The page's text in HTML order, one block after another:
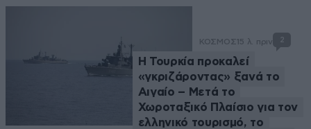
ΚΟΣΜΟΣ 15 λ. πριν 2
Η Τουρκία προκαλεί
«γκριζάροντας» ξανά το
Αιγαίο – Μετά το
Χωροταξικό Πλαίσιο για τον
ελληνικό τουρισμό, το